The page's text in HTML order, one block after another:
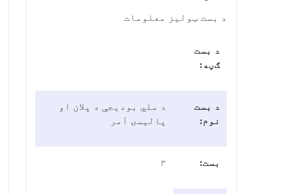
د بست ټولیز معلومات
د بست
ګڼه:
د بست
نوم:
د ملي بودیجې د پلان او
پالیسۍ آمر
بست: ۳